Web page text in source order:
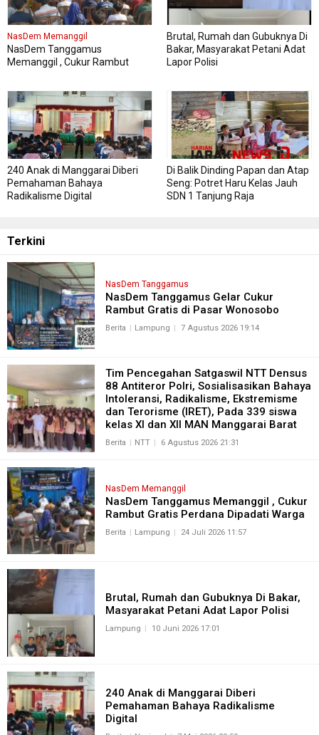
NasDem Memanggil
NasDem Tanggamus
Memanggil , Cukur Rambut
Brutal, Rumah dan Gubuknya Di
Bakar, Masyarakat Petani Adat
Lapor Polisi
240 Anak di Manggarai Diberi
Pemahaman Bahaya
Radikalisme Digital
Di Balik Dinding Papan dan Atap
Seng: Potret Haru Kelas Jauh
SDN 1 Tanjung Raja
Terkini
NasDem Tanggamus
NasDem Tanggamus Gelar Cukur
Rambut Gratis di Pasar Wonosobo
Berita Lampung 7 Agustus 2026 19:14
Tim Pencegahan Satgaswil NTT Densus
88 Antiteror Polri, Sosialisasikan Bahaya
Intoleransi, Radikalisme, Ekstremisme
dan Terorisme (IRET), Pada 339 siswa
kelas XI dan XII MAN Manggarai Barat
Berita NTT 6 Agustus 2026 21:31
NasDem Memanggil
NasDem Tanggamus Memanggil , Cukur
Rambut Gratis Perdana Dipadati Warga
Berita Lampung 24 Juli 2026 11:57
Brutal, Rumah dan Gubuknya Di Bakar,
Masyarakat Petani Adat Lapor Polisi
Lampung 10 Juni 2026 17:01
240 Anak di Manggarai Diberi
Pemahaman Bahaya Radikalisme
Digital